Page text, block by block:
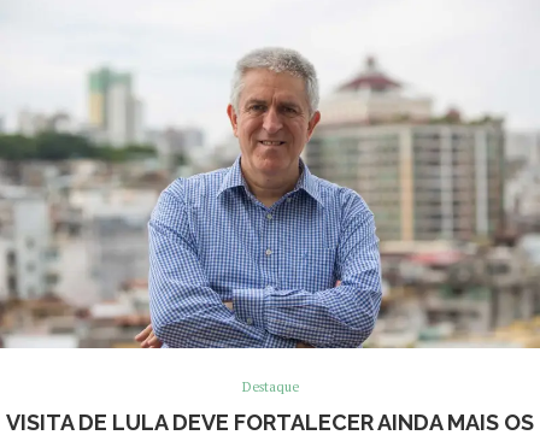
Destaque
VISITA DE LULA DEVE FORTALECER AINDA MAIS OS